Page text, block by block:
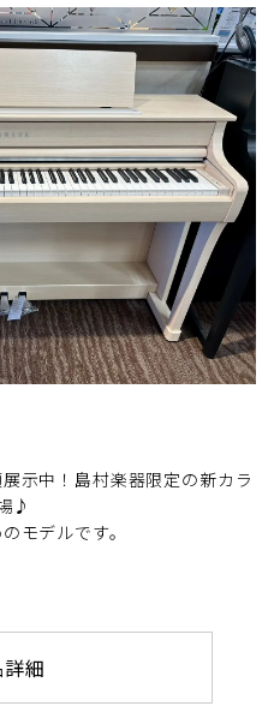
示中！島村楽器限定の新カラ
♪
モデルです。
細